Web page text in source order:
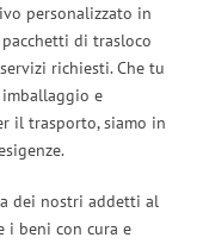
personalizzato in
di trasloco
richiesti. Che tu
e
il trasporto, siamo in
dei nostri addetti al
i beni con cura e